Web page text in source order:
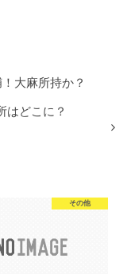
大麻所持か？
はどこに？
その他